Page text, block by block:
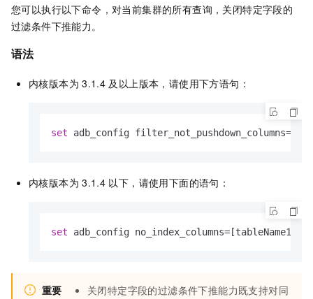
您可以执行以下命令，对当前集群的所有查询，关闭特定字段的
过滤条件下推能力。
语法
内核版本为 3.1.4 及以上版本，请使用下方语句：
set adb_config filter_not_pushdown_columns=
内核版本为 3.1.4 以下，请使用下面的语句：
set adb_config no_index_columns=
重要
关闭特定字段的过滤条件下推能力既支持对同